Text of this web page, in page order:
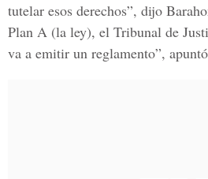
tutelar esos derechos”, dijo
Plan A (la ley), el Tribunal de
va a emitir un reglamento”,